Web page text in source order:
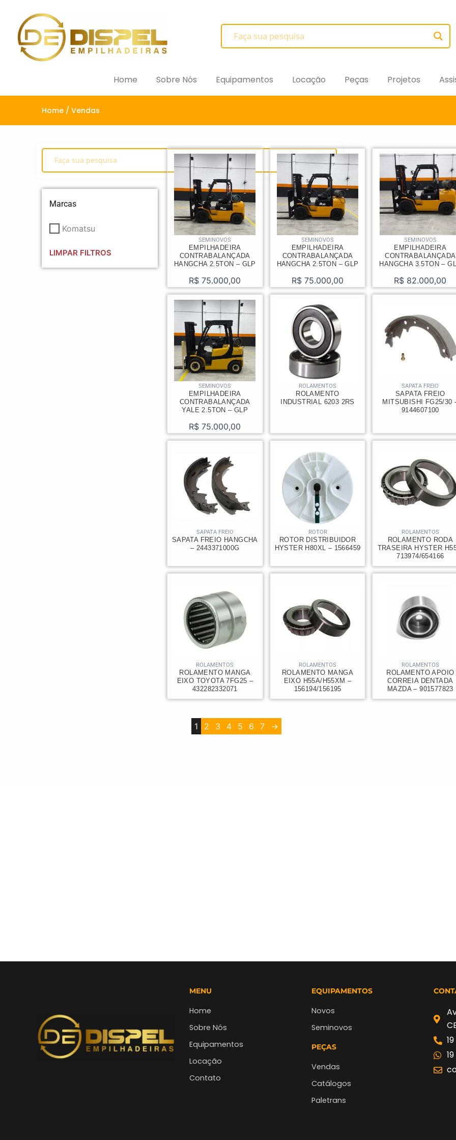
Home Sobre Nós Equipamentos Locação Peças Projetos
Home / Vendas
Marcas
Komatsu
LIMPAR FILTROS
SEMINOVOS
EMPILHADEIRA
CONTRABALANÇADA
HANGCHA 2.5TON – GLP
R$ 75.000,00
SEMINOVOS
EMPILHADEIRA
CONTRABALANÇADA
HANGCHA 2.5TON – GLP
R$ 75.000,00
SEMINOVOS
EMPILHADEIRA
CONTRABALANÇADA
HANGCHA 3.5TON –
R$ 82.000,00
SEMINOVOS
EMPILHADEIRA
CONTRABALANÇADA
YALE 2.5TON – GLP
R$ 75.000,00
ROLAMENTOS
ROLAMENTO
INDUSTRIAL 6203 2RS
SAPATA FREIO
SAPATA FREIO
MITSUBISHI FG25/30
9144607100
SAPATA FREIO
SAPATA FREIO HANGCHA
– 2443371000G
ROTOR
ROTOR DISTRIBUIDOR
HYSTER H80XL – 1566459
ROLAMENTOS
ROLAMENTO RODA
TRASEIRA HYSTER
713974/654166
ROLAMENTOS
ROLAMENTO MANGA
EIXO TOYOTA 7FG25 –
432282332071
ROLAMENTOS
ROLAMENTO MANGA
EIXO H55A/H55XM –
156194/156195
ROLAMENTOS
ROLAMENTO APOIO
CORREIA DENTADA
MAZDA – 901577823
1 2 3 4 5 6 7 →
MENU
Home
Sobre Nós
Equipamentos
Locação
Contato
EQUIPAMENTOS
Novos
Seminovos
PEÇAS
Vendas
Catálogos
Paletrans